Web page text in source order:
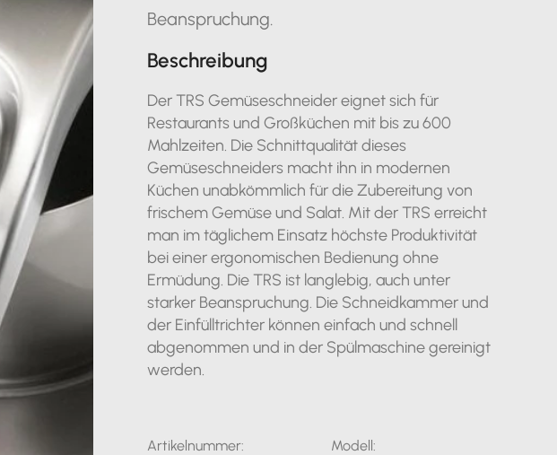
Beanspruchung.
Beschreibung
Der TRS Gemüseschneider eignet sich für
Restaurants und Großküchen mit bis zu 600
Mahlzeiten. Die Schnittqualität dieses
Gemüseschneiders macht ihn in modernen
Küchen unabkömmlich für die Zubereitung von
frischem Gemüse und Salat. Mit der TRS erreicht
man im täglichem Einsatz höchste Produktivität
bei einer ergonomischen Bedienung ohne
Ermüdung. Die TRS ist langlebig, auch unter
starker Beanspruchung. Die Schneidkammer und
der Einfülltrichter können einfach und schnell
abgenommen und in der Spülmaschine gereinigt
werden.
Artikelnummer: Modell: